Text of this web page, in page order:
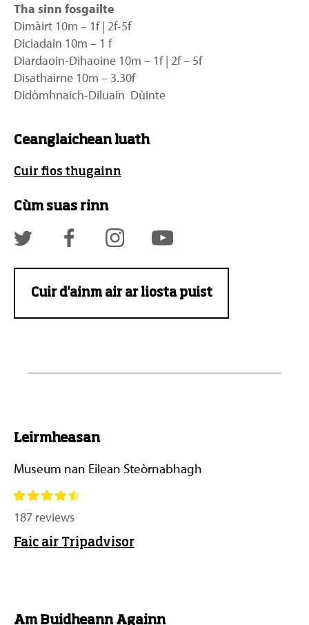
Tha sinn fosgailte
Dimàirt 10m – 1f | 2f-5f
Diciadain 10m – 1 f
Diardaoin-Dihaoine 10m – 1f | 2f – 5f
Disathairne 10m – 3.30f
Didòmhnaich-Diluain Dùinte
Ceanglaichean luath
Cuir fios thugainn
Cùm suas rinn
Cuir d'ainm air ar liosta puist
Leirmheasan
Museum nan Eilean Steòrnabhagh
187 reviews
Faic air Tripadvisor
Am Buidheann Againn